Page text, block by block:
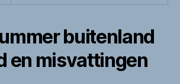
buitenland
en misvattingen